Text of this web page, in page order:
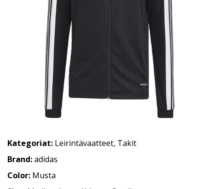
Kategoriat: Leirintävaatteet, Takit
Brand:adidas
Color: Musta